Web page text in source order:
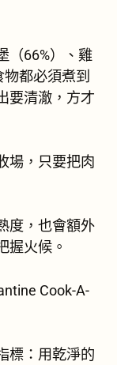
（66%）、雞
都必須煮到
要清澈，方才
場，只要把肉
度，也會額外
握火候。
Cook-A-
標：用乾淨的